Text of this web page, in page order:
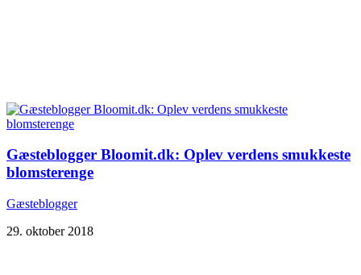
Gæsteblogger Bloomit.dk: Oplev verdens smukkeste
blomsterenge
Gæsteblogger
29. oktober 2018